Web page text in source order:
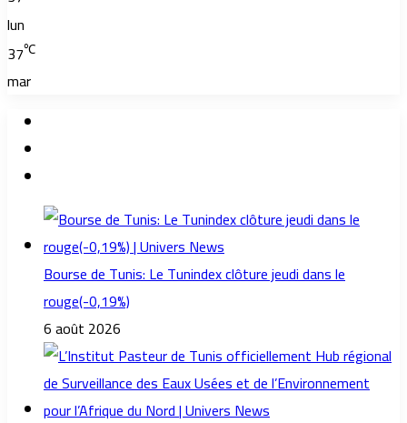
lun
37℃
mar
Bourse de Tunis: Le Tunindex clôture jeudi dans le
rouge(-0,19%)
6 août 2026